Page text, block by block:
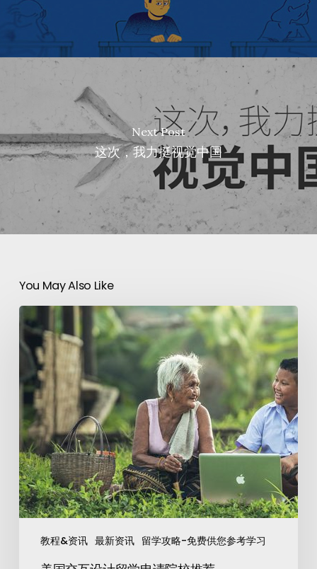
Next Post
这次，我力挺视觉中国
You May Also Like
教程&资讯 最新资讯 留学攻略-免费供您参考学习